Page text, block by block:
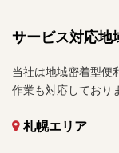
サービス対応地
当社は地域密着型便
作業も対応しており
札幌エリア